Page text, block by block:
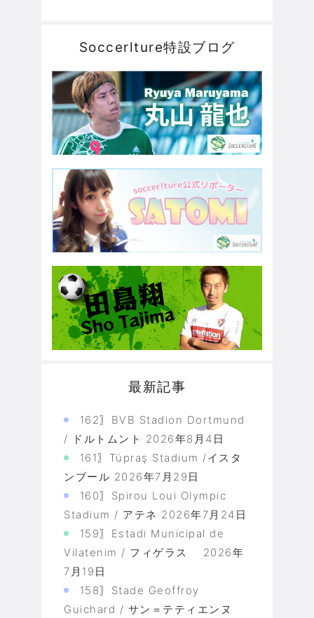
Soccerlture特設ブログ
最新記事
162〗BVB Stadion Dortmund
/ ドルトムント 2026年8月4日
161〗Tüpraş Stadium /イスタ
ンブール 2026年7月29日
160〗Spirou Loui Olympic
Stadium / アテネ 2026年7月24日
159〗Estadi Municipal de
Vilatenim / フィゲラス
2026年
7月19日
158〗Stade Geoffroy
Guichard / サン＝テティエンヌ